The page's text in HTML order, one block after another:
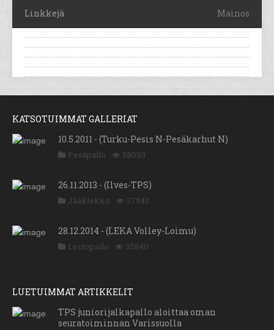
Linkkejä Mainos
KATSOTUIMMAT GALLERIAT
10.5.2011 - (Turku-Pesis N-Pesäkarhut N)
Pesäpallo 38093
26.11.2013 - (Ilves-TPS)
Jääkiekko 37543
28.12.2014 - (LEKA Volley-Loimu)
Lentopallo 35840
LUETUIMMAT ARTIKKELIT
TPS juniorijalkapallo aloittaa oman
seuratoiminnan Varissuolla